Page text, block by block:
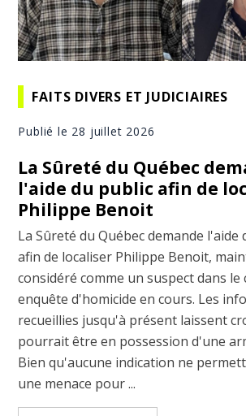
FAITS DIVERS ET JUDICIAIRES
Publié le 28 juillet 2026
La Sûreté du Québec
l'aide du public afin de
Philippe Benoit
La Sûreté du Québec demande l'aide
afin de localiser Philippe Benoit,
considéré comme un suspect dans le
enquête d'homicide en cours. Les
recueillies jusqu'à présent laissent
pourrait être en possession d'une
Bien qu'aucune indication ne
une menace pour ...